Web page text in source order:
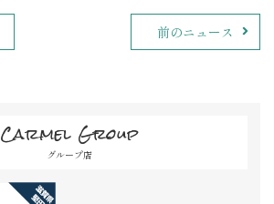
前のニュース
Carmel Group
グループ店